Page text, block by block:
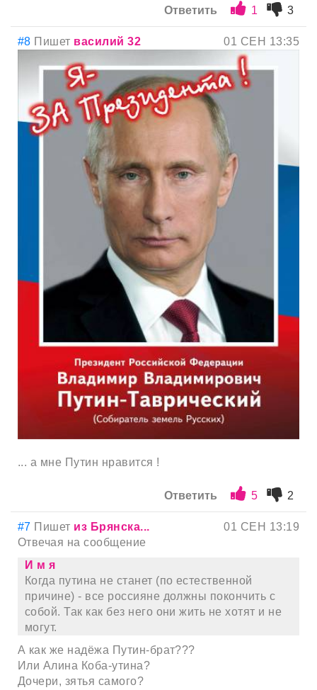
Ответить 1 3
#8 Пишет василий 32 01 СЕН 13:35
... а мне Путин нравится !
Ответить 5 2
#7 Пишет из Брянска...
01 СЕН 13:19
Отвечая на сообщение
И м я
Когда путина не станет (по естественной
причине) - все россияне должны покончить с
собой. Так как без него они жить не хотят и не
могут.
А как же надёжа Путин-брат???
Или Алина Коба-утина?
Дочери, зятья самого?